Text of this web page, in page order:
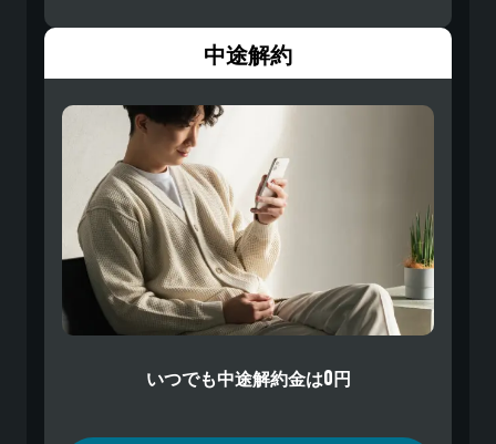
中途解約
いつでも中途解約金は0円